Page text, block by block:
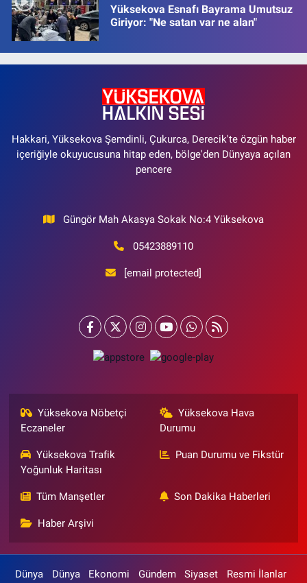
Yüksekova Esnafı Bayrama Umutsuz
Giriyor: "Ne satan var ne alan"
Hakkari, Yüksekova Şemdinli, Çukurca, Derecik'te özgün haber
içeriğiyle okuyucusuna hitap eden, bölge'den Dünyaya açılan
pencere
Güngör Mah Akasya Sokak No:4 Yüksekova
05423889110
[email protected]
Yüksekova Nöbetçi
Eczaneler
Yüksekova Hava
Durumu
Yüksekova Trafik
Yoğunluk Haritası
Puan Durumu ve Fikstür
Tüm Manşetler Son Dakika Haberleri
Haber Arşivi
Dünya Dünya Ekonomi Gündem Siyaset Resmi İlanlar